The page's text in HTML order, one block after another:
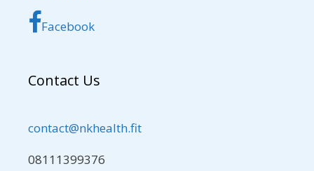
Facebook
Contact Us
contact@nkhealth.fit
08111399376